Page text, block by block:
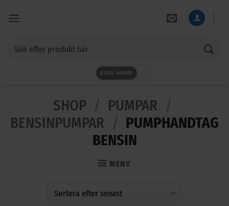
EXKL MOMS
SHOP PUMPAR
BENSINPUMPAR
PUMPHANDTAG
BENSIN
MENY